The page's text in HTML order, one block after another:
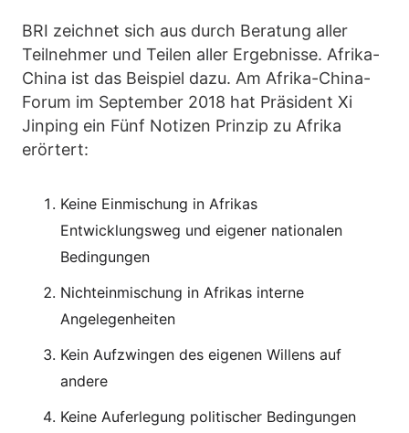
BRI zeichnet sich aus durch Beratung aller
Teilnehmer und Teilen aller Ergebnisse. Afrika-
China ist das Beispiel dazu. Am Afrika-China-
Forum im September 2018 hat Präsident Xi
Jinping ein Fünf Notizen Prinzip zu Afrika
erörtert:
Keine Einmischung in Afrikas
Entwicklungsweg und eigener nationalen
Bedingungen
Nichteinmischung in Afrikas interne
Angelegenheiten
Kein Aufzwingen des eigenen Willens auf
andere
Keine Auferlegung politischer Bedingungen